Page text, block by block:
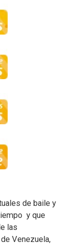
de baile y
y que
las
Venezuela,